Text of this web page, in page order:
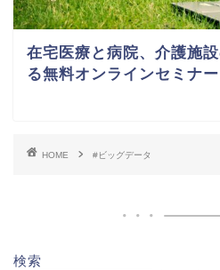
在宅医療と病院、介護施
る無料オンラインセミナ
HOME #ビッグデータ
検索